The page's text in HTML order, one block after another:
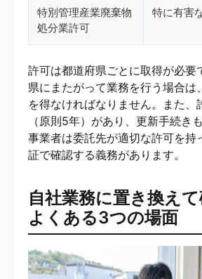
特別管理産業廃棄物
処分業許可
特に有害
許可は都道府県ごとに取得が必要
県にまたがって業務を行う場合は
を得なければなりません。また、
（原則5年）があり、更新手続き
事業者は委託先が適切な許可を持
証で確認する義務があります。
自社業務に置き換えて
よくある3つの場面